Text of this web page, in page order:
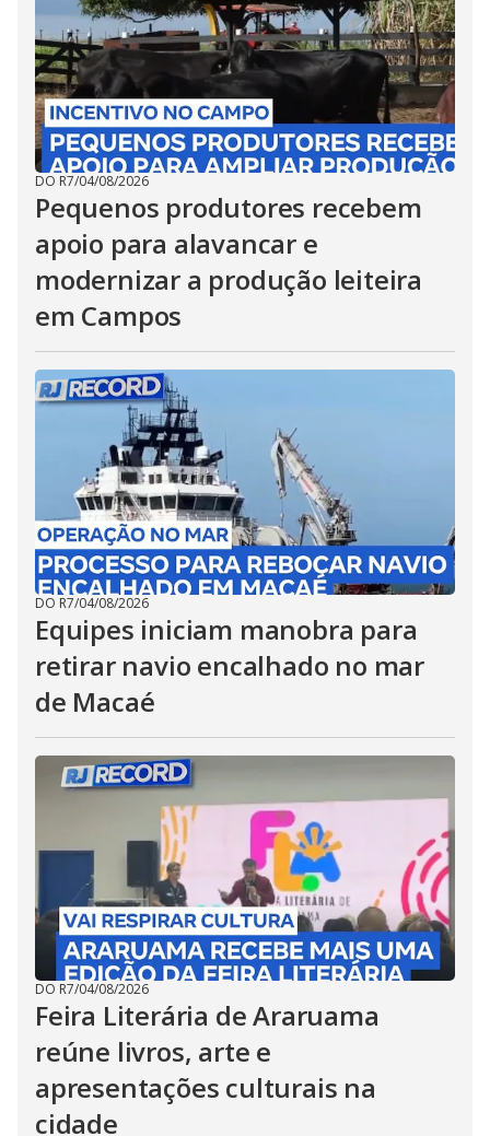
DO R7/04/08/2026
Pequenos produtores recebem
apoio para alavancar e
modernizar a produção leiteira
em Campos
DO R7/04/08/2026
Equipes iniciam manobra para
retirar navio encalhado no mar
de Macaé
DO R7/04/08/2026
Feira Literária de Araruama
reúne livros, arte e
apresentações culturais na
cidade